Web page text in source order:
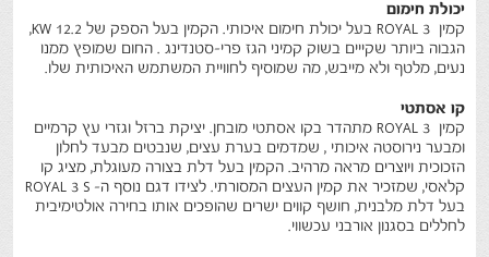
יכולת חימום
קמין ROYAL 3 בעל יכולת חימום איכותי. הקמין בעל הספק של 12.2 KW,
הגבוה ביותר שקייים בשוק קמיני הגז פרי-סטנדינג . החום שמופץ ממנו
נעים, מלטף ולא מייבש, מה שמוסיף לחוויית המשתמש האיכותית שלו.
קו אסתטי
קמין ROYAL 3 מתהדר בקו אסתטי מובחן. יציקת ברזל וגזרי עץ קרמיים
ומבער נירוסטה איכותי , שמדמים בערת עצים, שנבטים מבעד לחלון
הזכוכית ויוצרים מראה מרהיב. הקמין בעל דלת בצורה מעוגלת, מציג קו
קלאסי, שמזכיר את קמין העצים המסורתי. לצידו דגם נוסף ה- ROYAL 3 S
בעל דלת מלבנית, חושף קווים ישרים שהופכים אותו בחירה אולטימיבית
לחללים בסגנון אורבני עכשווי.